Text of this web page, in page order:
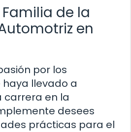
Familia de la
en
por los
llevado a
carrera en la
desees
prácticas para el